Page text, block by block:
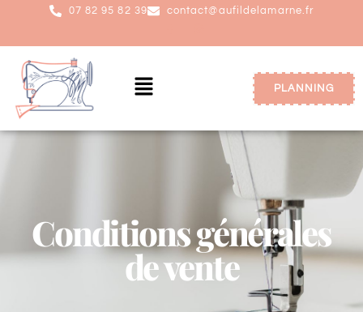
07 82 95 82 39 contact@aufildelamarne.fr
PLANNING
Conditions générales
de vente